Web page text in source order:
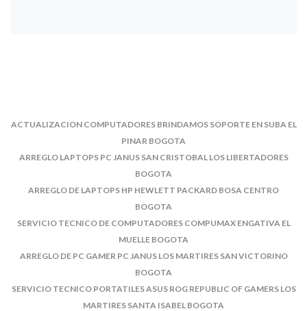
ACTUALIZACION COMPUTADORES BRINDAMOS SOPORTE EN SUBA EL
PINAR BOGOTA
ARREGLO LAPTOPS PC JANUS SAN CRISTOBAL LOS LIBERTADORES
BOGOTA
ARREGLO DE LAPTOPS HP HEWLETT PACKARD BOSA CENTRO
BOGOTA
SERVICIO TECNICO DE COMPUTADORES COMPUMAX ENGATIVA EL
MUELLE BOGOTA
ARREGLO DE PC GAMER PC JANUS LOS MARTIRES SAN VICTORINO
BOGOTA
SERVICIO TECNICO PORTATILES ASUS ROG REPUBLIC OF GAMERS LOS
MARTIRES SANTA ISABEL BOGOTA